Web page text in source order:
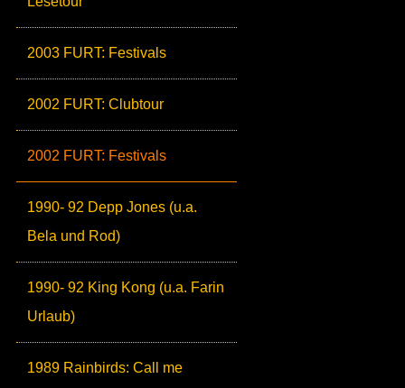
2003 FURT: Festivals
2002 FURT: Clubtour
2002 FURT: Festivals
1990- 92 Depp Jones (u.a.
Bela und Rod)
1990- 92 King Kong (u.a. Farin
Urlaub)
1989 Rainbirds: Call me